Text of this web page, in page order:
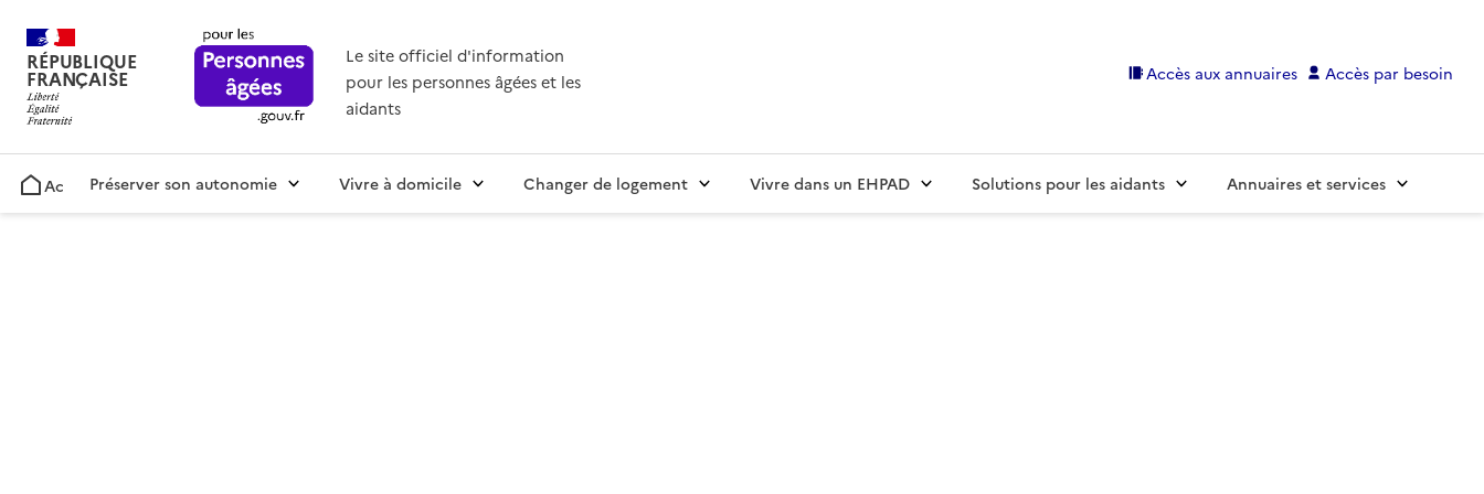
RÉPUBLIQUE
FRANÇAISE
Le site officiel d'information
pour les personnes âgées et les
aidants
Accès aux annuaires Accès par besoin
AccueilPréserver son autonomie Vivre à domicile Changer de logement Vivre dans un EHPAD Solutions pour les aidants Annuaires et services